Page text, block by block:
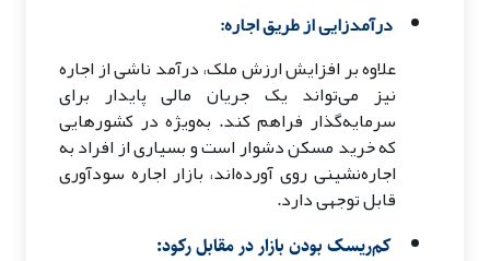
درآمدزایی از طریق اجاره:
علاوه بر افزایش ارزش ملک، درآمد ناشی از اجاره
نیز می‌تواند یک جریان مالی پایدار برای
سرمایه‌گذار فراهم کند. به‌ویژه در کشورهایی
که خرید مسکن دشوار است و بسیاری از افراد به
اجاره‌نشینی روی آورده‌اند، بازار اجاره سودآوری
قابل توجهی دارد.
کم‌ریسک بودن بازار در مقابل رکود: